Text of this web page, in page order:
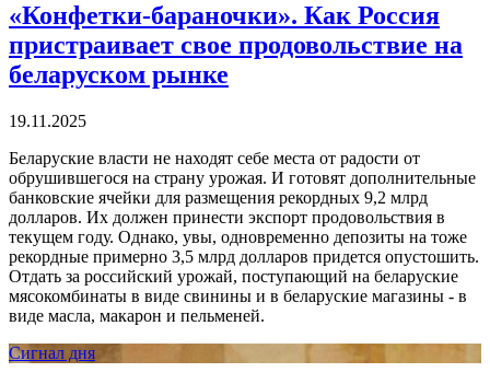
«Конфетки-бараночки». Как Россия
пристраивает свое продовольствие на
беларуском рынке
19.11.2025
Беларуские власти не находят себе места от радости от
обрушившегося на страну урожая. И готовят дополнительные
банковские ячейки для размещения рекордных 9,2 млрд
долларов. Их должен принести экспорт продовольствия в
текущем году. Однако, увы, одновременно депозиты на тоже
рекордные примерно 3,5 млрд долларов придется опустошить.
Отдать за российский урожай, поступающий на беларуские
мясокомбинаты в виде свинины и в беларуские магазины - в
виде масла, макарон и пельменей.
Сигнал дня